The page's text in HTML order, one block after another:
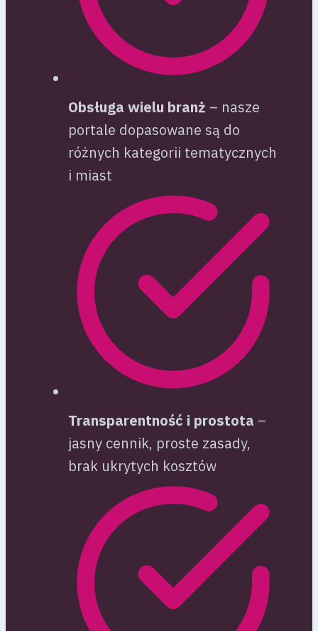
Obsługa wielu branż – nasze
portale dopasowane są do
różnych kategorii tematycznych
i miast
Transparentność i prostota –
jasny cennik, proste zasady,
brak ukrytych kosztów